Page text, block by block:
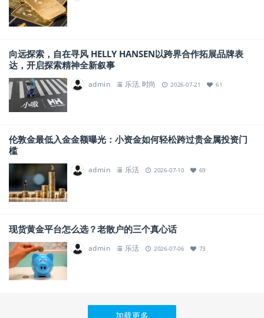
向远探索，自在寻风 HELLY HANSEN以跨界合作拓展品牌表
达，开启探索精神全新叙事
admin 乐活, 时尚 2026-07-21 61
伦敦金最低入金金额曝光：小资金如何轻松跨过贵金属投资门
槛
admin 乐活 2026-07-10 69
现货黄金平台怎么选？老散户的三个真心话
admin 乐活 2026-07-06 73
加载更多